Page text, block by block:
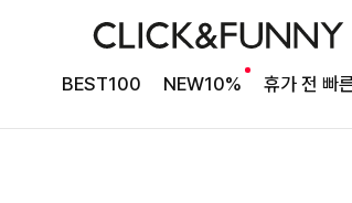
BEST100 NEW10% 휴가 전 빠
여름의 끝을 완성할
감각적인 원피스